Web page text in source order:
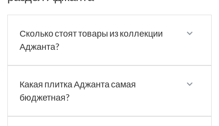
Сколько стоят товары из коллекции
Аджанта?
Какая плитка Аджанта самая
бюджетная?